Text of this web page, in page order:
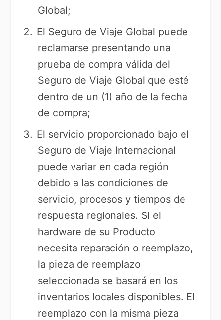
Global;
El Seguro de Viaje Global puede
reclamarse presentando una
prueba de compra válida del
Seguro de Viaje Global que esté
dentro de un (1) año de la fecha
de compra;
El servicio proporcionado bajo el
Seguro de Viaje Internacional
puede variar en cada región
debido a las condiciones de
servicio, procesos y tiempos de
respuesta regionales. Si el
hardware de su Producto
necesita reparación o reemplazo,
la pieza de reemplazo
seleccionada se basará en los
inventarios locales disponibles. El
reemplazo con la misma pieza